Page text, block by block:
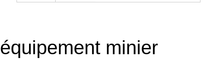
équipement minier